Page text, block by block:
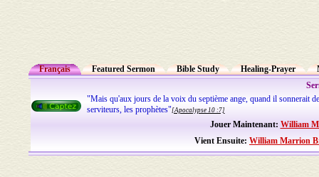
Français Featured Sermon Bible Study Healing-Prayer
"Mais qu'aux jours de la voix du septième ange, quand il sonnerait
serviteurs, les prophètes"[Apocalypse 10 :7]
Jouer Maintenant: William
Vient Ensuite: William Marrion